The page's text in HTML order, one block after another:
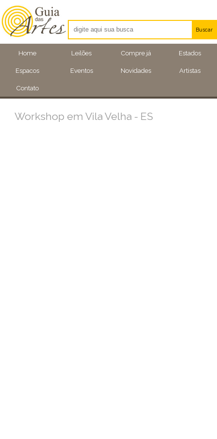
Home Leilões Compre já Estados
Espacos Eventos Novidades Artistas
Contato
Buscar
Artistas
Eventos
Workshop em Vila Velha - ES